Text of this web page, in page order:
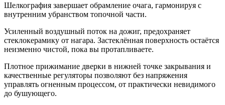
Шелкография завершает обрамление очага, гармонируя с
внутренним убранством топочной части.
Усиленный воздушный поток на дожиг, предохраняет
стеклокерамику от нагара. Застеклённая поверхность остаётся
неизменно чистой, пока вы протапливаете.
Плотное прижимание дверки в нижней точке закрывания и
качественные регуляторы позволяют без напряжения
управлять огненным процессом, от практически невидимого
до бушующего.